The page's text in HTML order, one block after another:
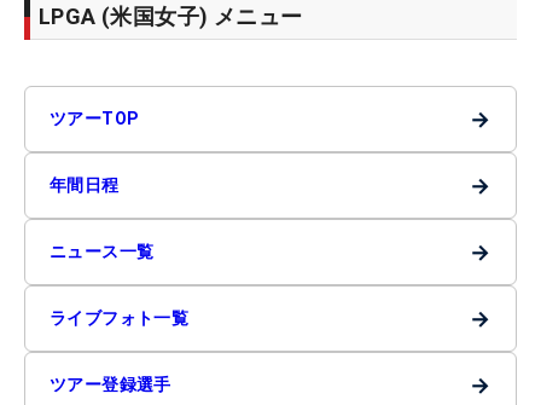
LPGA (米国女子) メニュー
ツアーTOP →
年間日程 →
ニュース一覧 →
ライブフォト一覧 →
ツアー登録選手 →